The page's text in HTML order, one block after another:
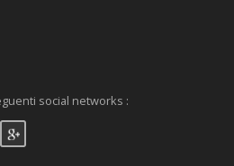
social networks :